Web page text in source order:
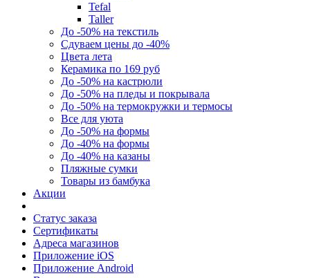
Tefal
Taller
До -50% на текстиль
Сдуваем цены до -40%
Цвета лета
Керамика по 169 руб
До -50% на кастрюли
До -50% на пледы и покрывала
До -50% на термокружки и термосы
Все для уюта
До -50% на формы
До -40% на формы
До -40% на казаны
Пляжные сумки
Товары из бамбука
Акции
Статус заказа
Сертификаты
Адреса магазинов
Приложение iOS
Приложение Android